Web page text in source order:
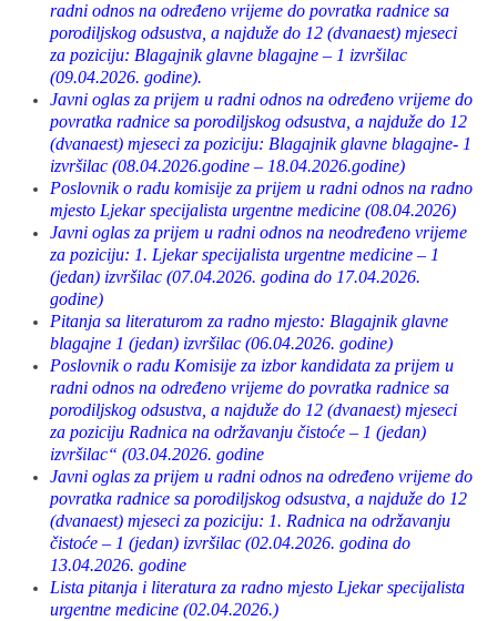
radni odnos na određeno vrijeme do povratka radnice sa
porodiljskog odsustva, a najduže do 12 (dvanaest) mjeseci
za poziciju: Blagajnik glavne blagajne – 1 izvršilac
(09.04.2026. godine).
Javni oglas za prijem u radni odnos na određeno vrijeme do
povratka radnice sa porodiljskog odsustva, a najduže do 12
(dvanaest) mjeseci za poziciju: Blagajnik glavne blagajne- 1
izvršilac (08.04.2026.godine – 18.04.2026.godine)
Poslovnik o radu komisije za prijem u radni odnos na radno
mjesto Ljekar specijalista urgentne medicine (08.04.2026)
Javni oglas za prijem u radni odnos na neodređeno vrijeme
za poziciju: 1. Ljekar specijalista urgentne medicine – 1
(jedan) izvršilac (07.04.2026. godina do 17.04.2026.
godine)
Pitanja sa literaturom za radno mjesto: Blagajnik glavne
blagajne 1 (jedan) izvršilac (06.04.2026. godine)
Poslovnik o radu Komisije za izbor kandidata za prijem u
radni odnos na određeno vrijeme do povratka radnice sa
porodiljskog odsustva, a najduže do 12 (dvanaest) mjeseci
za poziciju Radnica na održavanju čistoće – 1 (jedan)
izvršilac“ (03.04.2026. godine
Javni oglas za prijem u radni odnos na određeno vrijeme do
povratka radnice sa porodiljskog odsustva, a najduže do 12
(dvanaest) mjeseci za poziciju: 1. Radnica na održavanju
čistoće – 1 (jedan) izvršilac (02.04.2026. godina do
13.04.2026. godine
Lista pitanja i literatura za radno mjesto Ljekar specijalista
urgentne medicine (02.04.2026.)